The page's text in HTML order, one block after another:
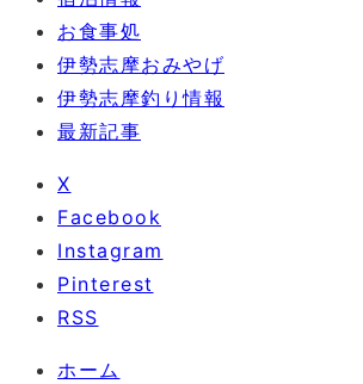
お食事処
伊勢志摩おみやげ
伊勢志摩釣り情報
最新記事
X
Facebook
Instagram
Pinterest
RSS
ホーム